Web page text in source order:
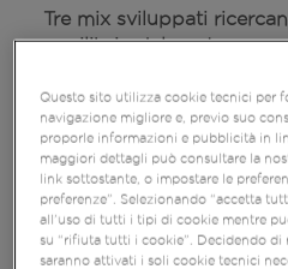
Tre mix sviluppati
equilibrio del gusto.
posa con la dolcezza
dell’arancia, per un
Nelmix verdel’aspro
tenore zuccherino del
dissetante del melone
ristoro sono assicurati.
Nelmix giallo gli intensi
Questo sito utilizza cookie tecnici per
navigazione migliore e, previo suo
proporle informazioni e pubblicità in
maggiori dettagli può consultare la
link sottostante, o impostare le
preferenze”. Selezionando “accetta
all’uso di tutti i tipi di cookie mentre
su “rifiuta tutti i cookie”. Decidendo
saranno attivati i soli cookie tecnici